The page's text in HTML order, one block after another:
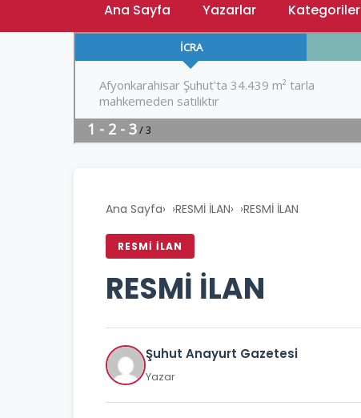
Ana Sayfa Yazarlar Kategoriler
Ana Sayfa› RESMİ İLAN› RESMİ İLAN
RESMİ İLAN
RESMİ İLAN
Şuhut Anayurt Gazetesi
Yazar